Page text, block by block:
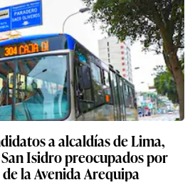
a alcaldías de Lima,
Isidro preocupados por
la Avenida Arequipa